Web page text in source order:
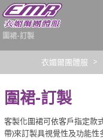
圍裙-訂製
衣媚爾團體服
圍裙-訂製
客製化圍裙可依客戶指定款
帶)來訂製具視覺性及功能